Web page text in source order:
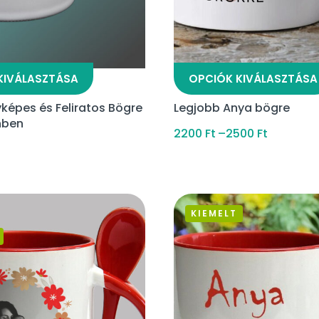
és Feliratos Bögre
OPCIÓK KIVÁLASZTÁSA
Legjobb Anya bögre
2200 Ft –2500 Ft
KIEMELT